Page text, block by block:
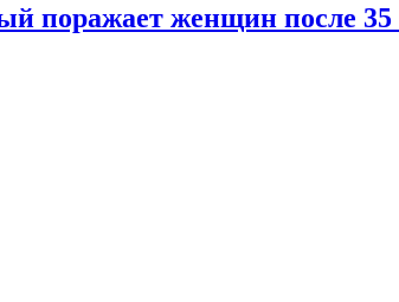
поражает женщин после 35